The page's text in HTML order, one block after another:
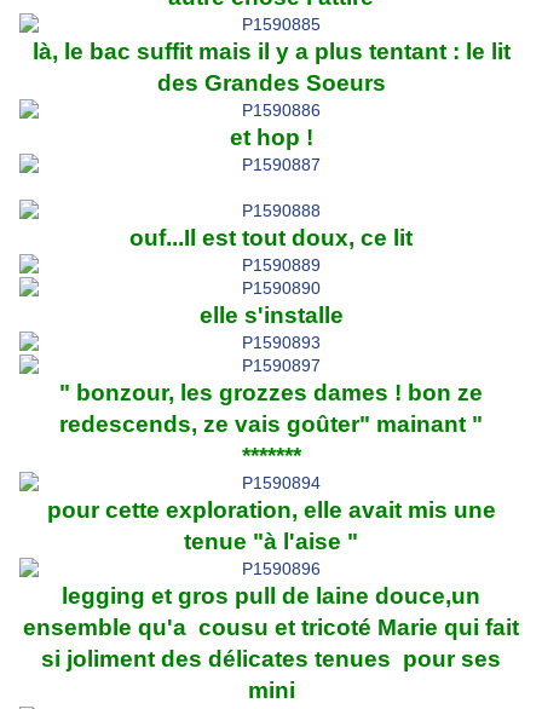
là, le bac suffit mais il y a plus tentant : le lit
des Grandes Soeurs
et hop !
ouf...Il est tout doux, ce lit
elle s'installe
" bonzour, les grozzes dames ! bon ze
redescends, ze vais goûter" mainant "
*******
pour cette exploration, elle avait mis une
tenue "à l'aise "
legging et gros pull de laine douce,un
ensemble qu'a cousu et tricoté Marie qui fait
si joliment des délicates tenues pour ses
mini